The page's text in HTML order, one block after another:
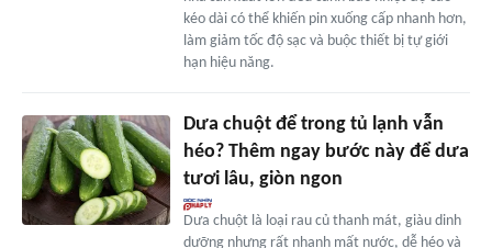
kéo dài có thể khiến pin xuống cấp nhanh hơn,
làm giảm tốc độ sạc và buộc thiết bị tự giới
hạn hiệu năng.
Dưa chuột để trong tủ lạnh vẫn
héo? Thêm ngay bước này để dưa
tươi lâu, giòn ngon
Dưa chuột là loại rau củ thanh mát, giàu dinh
dưỡng nhưng rất nhanh mất nước, dễ héo và